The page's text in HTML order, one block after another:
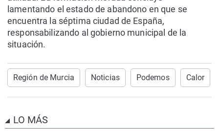
lamentando el estado de abandono en que se
encuentra la séptima ciudad de España,
responsabilizando al gobierno municipal de la
situación.
Región de Murcia Noticias Podemos Calor
LO MÁS